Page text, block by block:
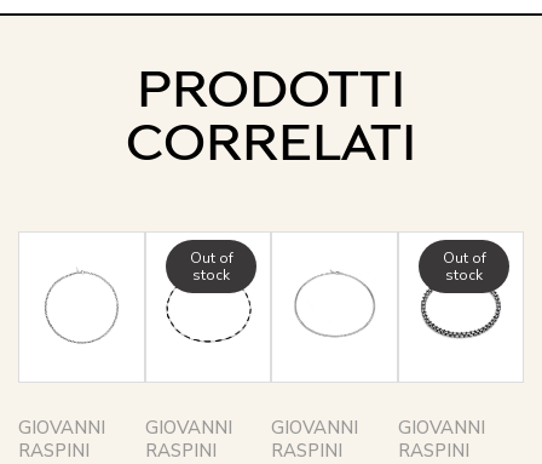
PRODOTTI
CORRELATI
GIOVANNI
RASPINI
GIOVANNI
RASPINI
Out of
stock
GIOVANNI
RASPINI
GIOVANNI
RASPINI
Out of
stock